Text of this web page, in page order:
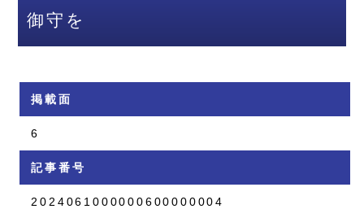
御守を
掲載面
6
記事番号
2024061000000600000004